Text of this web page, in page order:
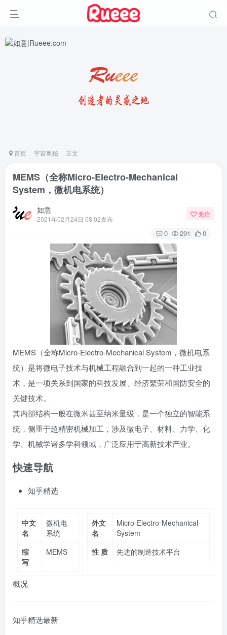
首页 宇宙奥秘 正文
MEMS（全称Micro-Electro-Mechanical
System，微机电系统）
如意
2021年02月24日 08:02发布
关注
0 291 0
MEMS（全称Micro-Electro-Mechanical System，微机电系
统）是将微电子技术与机械工程融合到一起的一种工业技
术，是一项关系到国家的科技发展、经济繁荣和国防安全的
关键技术。
其内部结构一般在微米甚至纳米量级，是一个独立的智能系
统，侧重于超精密机械加工 ，涉及微电子、材料、力学、化
学、机械学诸多学科领域，广泛应用于高新技术产业。
快速导航
知乎精选
中文
名
微机电
系统
缩
写
MEMS
外文
名
Micro-Electro-Mechanical
System
性 质
先进的制造技术平台
概况
知乎精选最新